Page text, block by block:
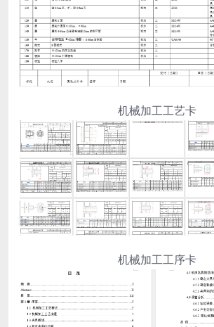
机械加工工艺卡
机械加工工序卡